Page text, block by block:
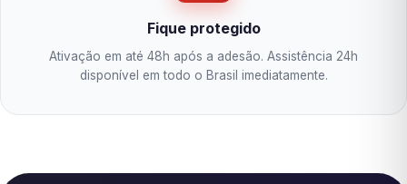
Fique protegido
Ativação em até 48h após a adesão. Assistência 24h
disponível em todo o Brasil imediatamente.